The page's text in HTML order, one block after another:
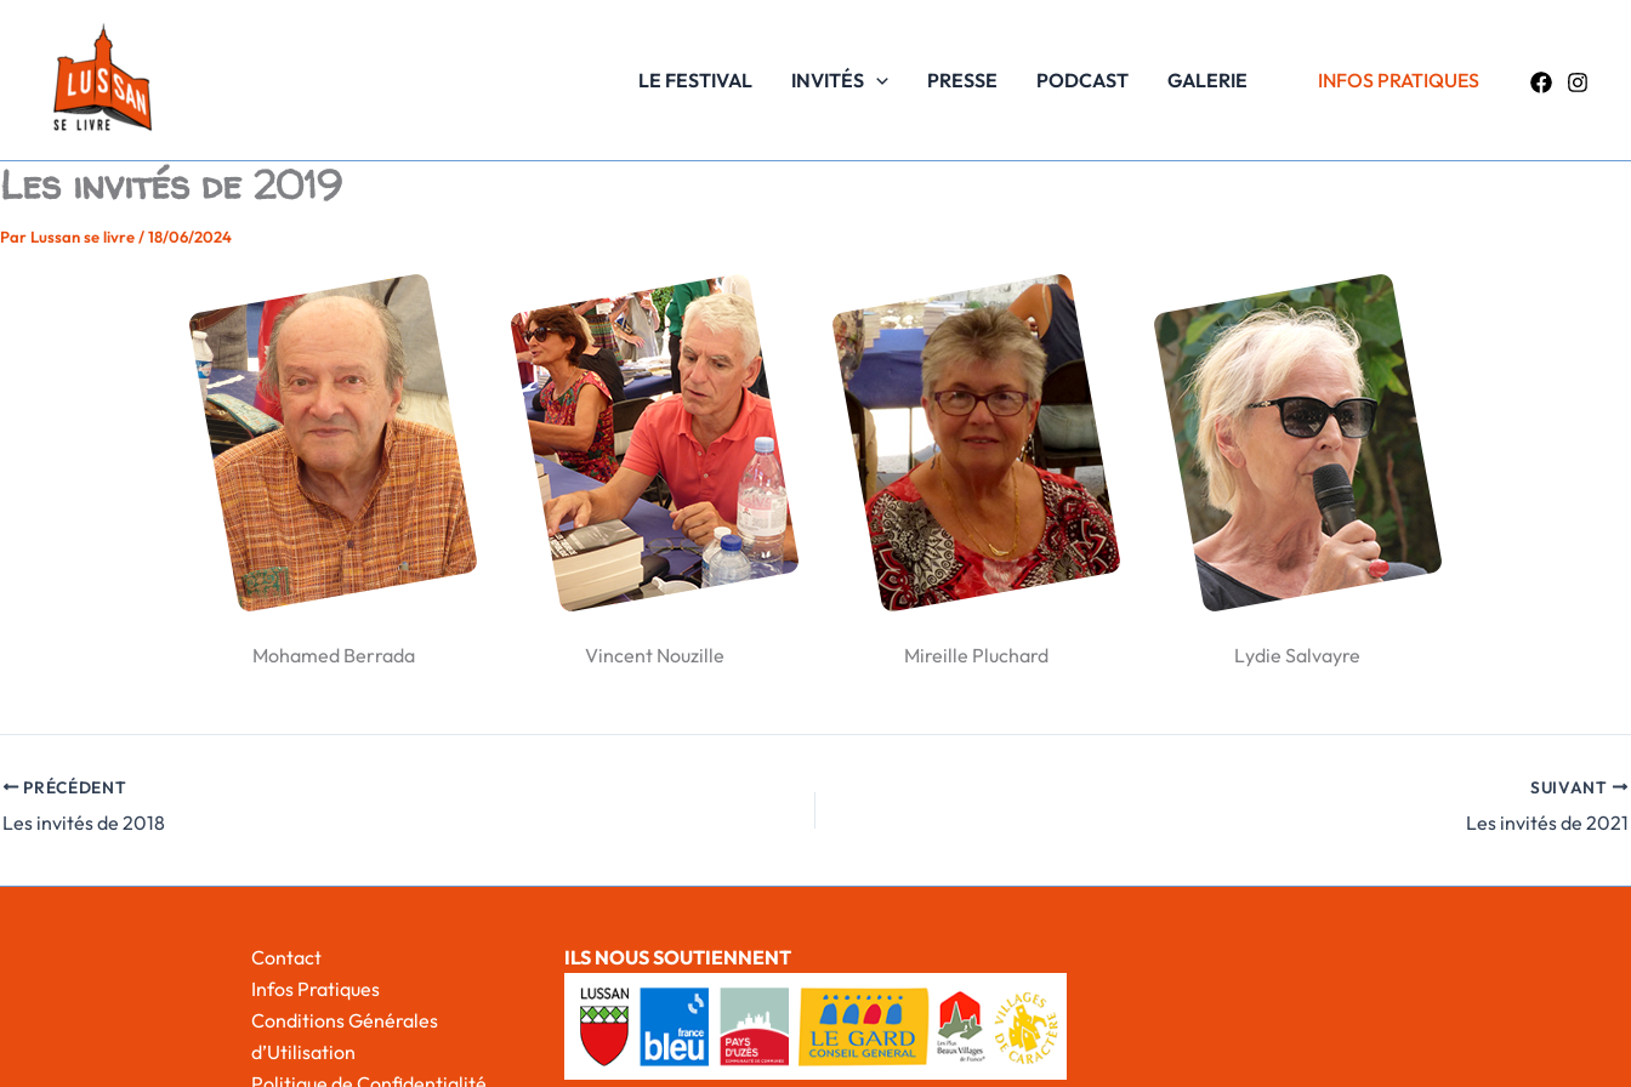
contenu
LE FESTIVAL INVITÉS PRESSE PODCAST GALERIE INFOS PRATIQUES
Les invités de 2019
Par Lussan se livre/18/06/2024
Mohamed Berrada Vincent Nouzille Mireille Pluchard Lydie Salvayre
PRÉCÉDENT
Les invités de 2018
SUIVANT
Les invités de 2021
Contact
Infos Pratiques
Conditions Générales
d’Utilisation
ILS NOUS SOUTIENNENT